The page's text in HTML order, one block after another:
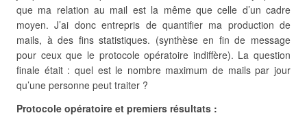
que ma relation au mail est la même que celle d’un cadre
moyen. J’ai donc entrepris de quantifier ma production de
mails, à des fins statistiques. (synthèse en fin de message
pour ceux que le protocole opératoire indiffère). La question
finale était : quel est le nombre maximum de mails par jour
qu’une personne peut traiter ?
Protocole opératoire et premiers résultats :